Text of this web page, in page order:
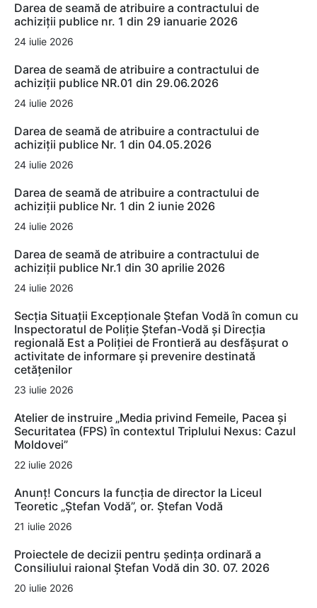
Darea de seamă de atribuire a contractului de
achiziții publice nr. 1 din 29 ianuarie 2026
24 iulie 2026
Darea de seamă de atribuire a contractului de
achiziții publice NR.01 din 29.06.2026
24 iulie 2026
Darea de seamă de atribuire a contractului de
achiziții publice Nr. 1 din 04.05.2026
24 iulie 2026
Darea de seamă de atribuire a contractului de
achiziții publice Nr. 1 din 2 iunie 2026
24 iulie 2026
Darea de seamă de atribuire a contractului de
achiziții publice Nr.1 din 30 aprilie 2026
24 iulie 2026
Secția Situații Excepționale Ștefan Vodă în comun cu
Inspectoratul de Poliție Ștefan-Vodă și Direcția
regională Est a Poliției de Frontieră au desfășurat o
activitate de informare și prevenire destinată
cetățenilor
23 iulie 2026
Atelier de instruire „Media privind Femeile, Pacea și
Securitatea (FPS) în contextul Triplului Nexus: Cazul
Moldovei”
22 iulie 2026
Anunț! Concurs la funcția de director la Liceul
Teoretic „Ștefan Vodă”, or. Ștefan Vodă
21 iulie 2026
Proiectele de decizii pentru ședința ordinară a
Consiliului raional Ștefan Vodă din 30. 07. 2026
20 iulie 2026